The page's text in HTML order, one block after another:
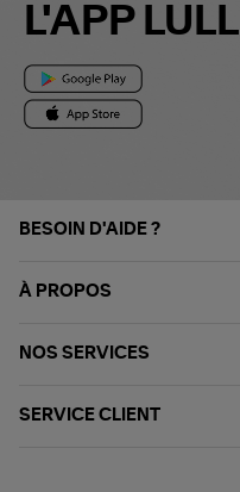
L'APP LULLI
BESOIN D'AIDE ?
À PROPOS
NOS SERVICES
SERVICE CLIENT